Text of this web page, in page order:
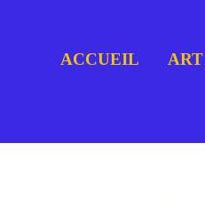
ACCUEIL